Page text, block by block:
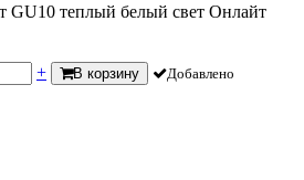
GU10 теплый белый свет Онлайт
+ В корзину Добавлено